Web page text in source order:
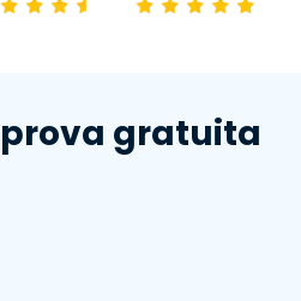
gratuita